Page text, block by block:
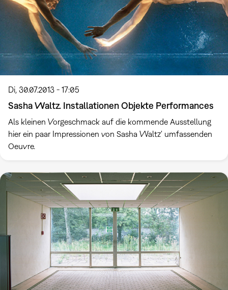
Di, 30.07.2013 - 17:05
Sasha Waltz. Installationen Objekte Performances
Als kleinen Vorgeschmack auf die kommende Ausstellung
hier ein paar Impressionen von Sasha Waltz' umfassenden
Oeuvre.